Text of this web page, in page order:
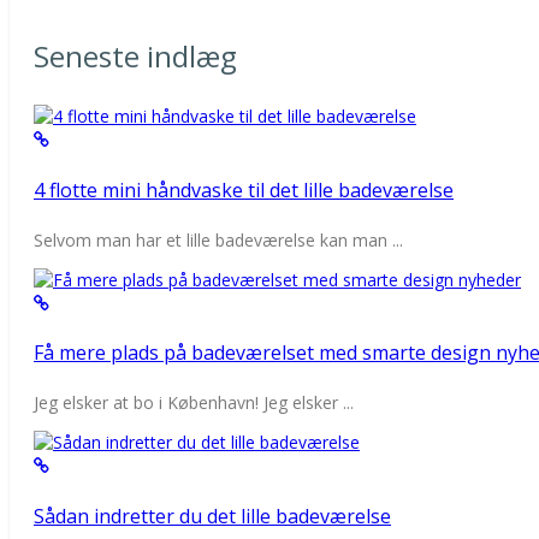
Seneste indlæg
4 flotte mini håndvaske til det lille badeværelse
Selvom man har et lille badeværelse kan man ...
Få mere plads på badeværelset med smarte design
Jeg elsker at bo i København! Jeg elsker ...
Sådan indretter du det lille badeværelse